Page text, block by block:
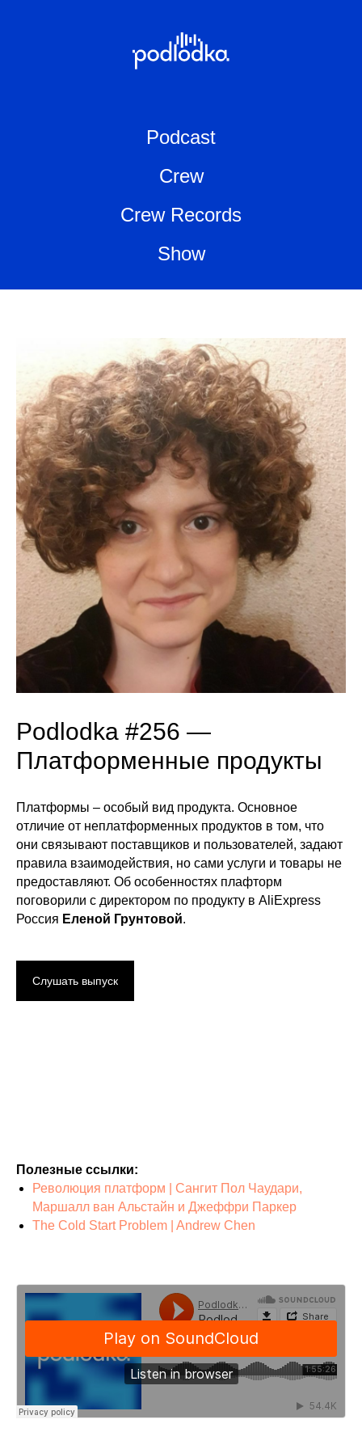
Podcast
Crew
Crew Records
Show
Podlodka #256 —
Платформенные продукты
Платформы – особый вид продукта. Основное
отличие от неплатформенных продуктов в том, что
они связывают поставщиков и пользователей, задают
правила взаимодействия, но сами услуги и товары не
предоставляют. Об особенностях плафторм
поговорили с директором по продукту в AliExpress
Россия Еленой Грунтовой.
Слушать выпуск
Полезные ссылки:
Революция платформ | Сангит Пол Чаудари,
Маршалл ван Альстайн и Джеффри Паркер
The Cold Start Problem | Andrew Chen